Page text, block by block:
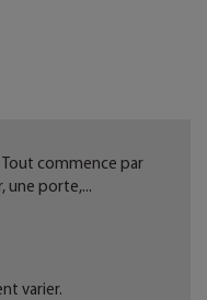
commence par
une porte,...
varier.